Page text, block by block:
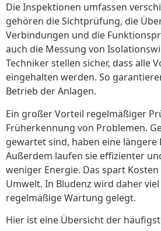
Die Inspektionen umfassen
gehören die Sichtprüfung, die
Verbindungen und die
auch die Messung von
Techniker stellen sicher, dass alle
eingehalten werden. So
Betrieb der Anlagen.
Ein großer Vorteil regelmäßiger
Früherkennung von Problemen.
gewartet sind, haben eine längere
Außerdem laufen sie effizienter
weniger Energie. Das spart
Umwelt. In Bludenz wird daher
regelmäßige Wartung gelegt.
Hier ist eine Übersicht der